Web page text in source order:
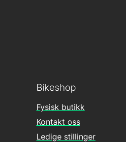
Bikeshop
Fysisk butikk
Kontakt oss
Ledige stillinger